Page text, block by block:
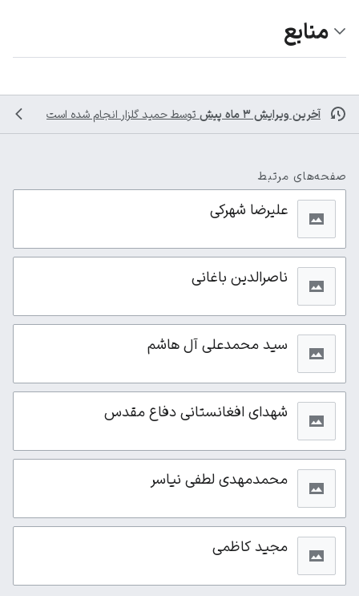
منابع
آخرین ویرایش ۳ ماه پیش توسط حمید گلزار انجام شده است
صفحه‌های مرتبط
علیرضا شهرکی
ناصرالدین باغانی
سید محمدعلی آل هاشم
شهدای افغانستانی دفاع مقدس
محمدمهدی لطفی نیاسر
مجید کاظمی